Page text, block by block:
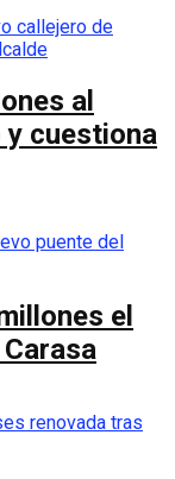
al
y cuestiona
el